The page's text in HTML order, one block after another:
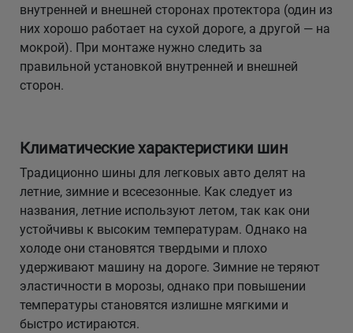
внутренней и внешней сторонах протектора (один из
них хорошо работает на сухой дороге, а другой — на
мокрой). При монтаже нужно следить за
правильной установкой внутренней и внешней
сторон.
Климатические характеристики шин
Традиционно шины для легковых авто делят на
летние, зимние и всесезонные. Как следует из
названия, летние используют летом, так как они
устойчивы к высоким температурам. Однако на
холоде они становятся твердыми и плохо
удерживают машину на дороге. Зимние не теряют
эластичности в морозы, однако при повышении
температуры становятся излишне мягкими и
быстро истираются.